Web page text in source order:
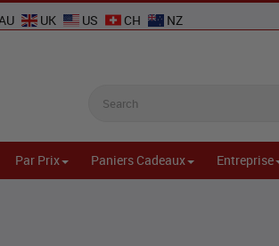
UK US CH NZ
Par Prix Paniers Cadeaux Entreprise